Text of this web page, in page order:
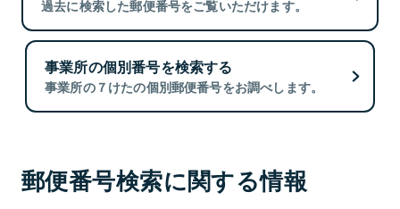
過去に検索した郵便番号をご覧いただけます。
事業所の個別番号を検索する
事業所の７けたの個別郵便番号をお調べします。
郵便番号検索に関する情報